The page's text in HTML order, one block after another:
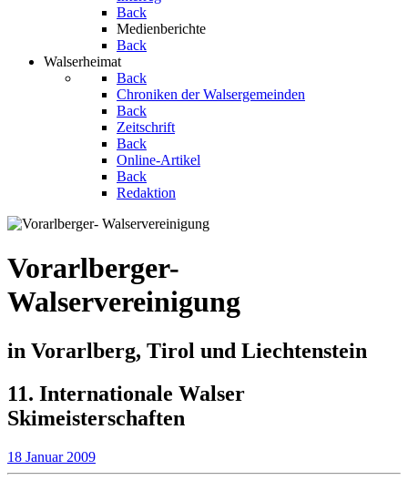
Back
Medienberichte
Back
Walserheimat
Back
Chroniken der Walsergemeinden
Back
Zeitschrift
Back
Online-Artikel
Back
Redaktion
Vorarlberger-
Walservereinigung
in Vorarlberg, Tirol und Liechtenstein
11. Internationale Walser
Skimeisterschaften
18 Januar 2009